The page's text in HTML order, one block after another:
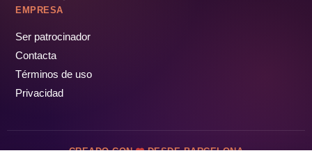
EMPRESA
Ser patrocinador
Contacta
Términos de uso
Privacidad
CREADO CON DESDE BARCELONA